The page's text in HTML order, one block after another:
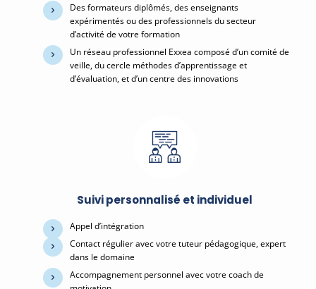
Des formateurs diplômés, des enseignants
expérimentés ou des professionnels du secteur
d’activité de votre formation
Un réseau professionnel Exxea composé d’un comité de
veille, du cercle méthodes d’apprentissage et
d’évaluation, et d’un centre des innovations
Suivi personnalisé et individuel
Appel d’intégration
Contact régulier avec votre tuteur pédagogique, expert
dans le domaine
Accompagnement personnel avec votre coach de